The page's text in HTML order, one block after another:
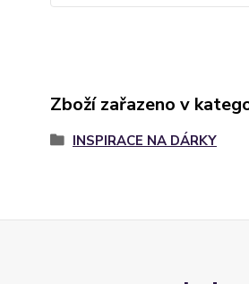
Zboží zařazeno v
INSPIRACE NA DÁRKY